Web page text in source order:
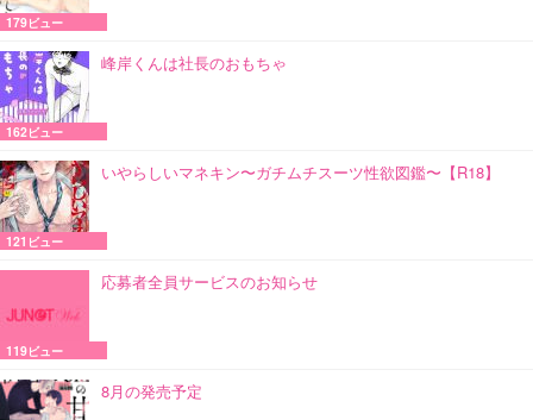
179ビュー
峰岸くんは社長のおもちゃ
162ビュー
いやらしいマネキン〜ガチムチスーツ性欲図鑑〜【R18】
121ビュー
応募者全員サービスのお知らせ
119ビュー
8月の発売予定